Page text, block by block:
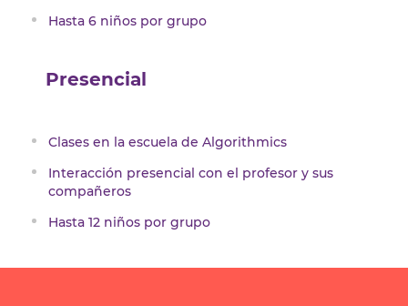
Hasta 6 niños por grupo
Presencial
Clases en la escuela de Algorithmics
Interacción presencial con el profesor y sus
compañeros
Hasta 12 niños por grupo